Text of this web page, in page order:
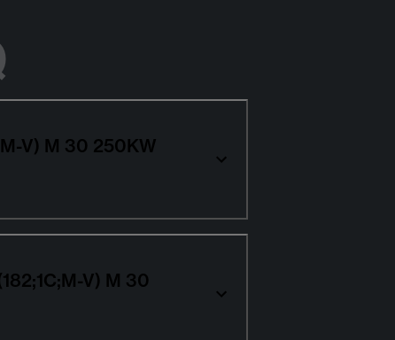
V) M 30 250KW
V) M 30